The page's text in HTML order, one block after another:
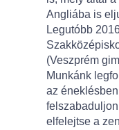
Angliába is
Legutóbb
(Veszprém
Munkánk
az
elfelejtse a